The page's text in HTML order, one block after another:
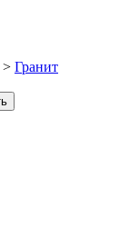
> Гранит